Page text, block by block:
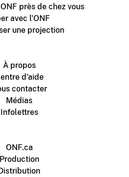
près de chez vous
avec l'ONF
une projection
À propos
d'aide
contacter
Médias
Infolettres
ONF.ca
Production